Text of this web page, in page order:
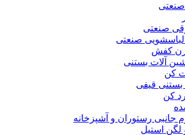
صنعتی
صنعتی
صنعتی
کفش
آلات بستنی
کن
بستنی قیفی
کن
جانبی رستوران و آشپزخانه
لگن استیل